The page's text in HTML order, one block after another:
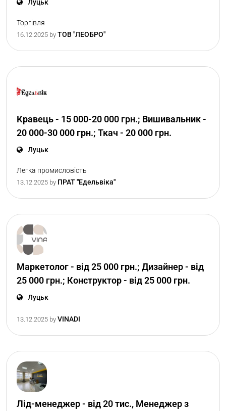
Луцьк
Торгівля
16.12.2025 by ТОВ "ЛЕОБРО"
Кравець - 15 000-20 000 грн.; Вишивальник -
20 000-30 000 грн.; Ткач - 20 000 грн.
Луцьк
Легка промисловість
13.12.2025 by ПРАТ "Едельвіка"
Маркетолог - від 25 000 грн.; Дизайнер - від
25 000 грн.; Конструктор - від 25 000 грн.
Луцьк
13.12.2025 by VINADI
Лід-менеджер - від 20 тис., Менеджер з